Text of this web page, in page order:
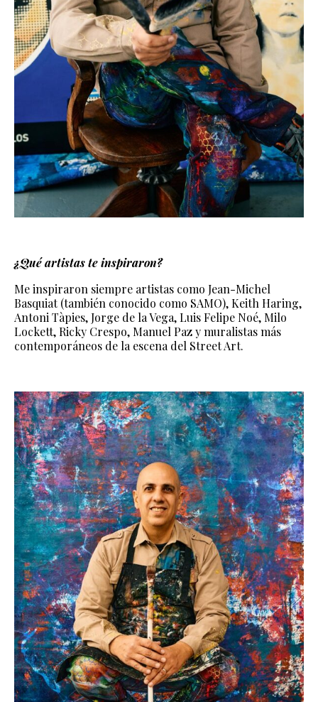
¿Qué artistas te inspiraron?
Me inspiraron siempre artistas como Jean-Michel
Basquiat (también conocido como SAMO), Keith Haring,
Antoni Tàpies, Jorge de la Vega, Luis Felipe Noé, Milo
Lockett, Ricky Crespo, Manuel Paz y muralistas más
contemporáneos de la escena del Street Art.